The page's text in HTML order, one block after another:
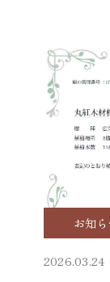
お知
2026.03.24